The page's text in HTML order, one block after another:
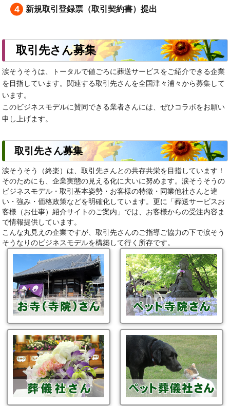
新規取引登録票（取引契約書）提出
取引先さん募集
涙そうそうは、トータルで値ごろに葬送サービスをご紹介できる企業
を目指しています。関連する取引先さんを全国津々浦々から募集して
います。
このビジネスモデルに賛同できる業者さんには、ぜひコラボをお願い
申し上げます。
取引先さん募集
涙そうそう（終楽）は、取引先さんとの共存共栄を目指しています！
そのためにも、企業実態の見える化に大いに努めます。涙そうそうの
ビジネスモデル・取引基本姿勢・お客様の特徴・同業他社さんと違
い・強み・価格政策などを明確化しています。更に「葬送サービスお
客様（お仕事）紹介サイトのご案内」では、お客様からの受注内容ま
で情報提供しています。
こんな丸見えの企業ですが、取引先さんのご指導ご協力の下で涙そう
そうなりのビジネスモデルを構築して行く所存です。